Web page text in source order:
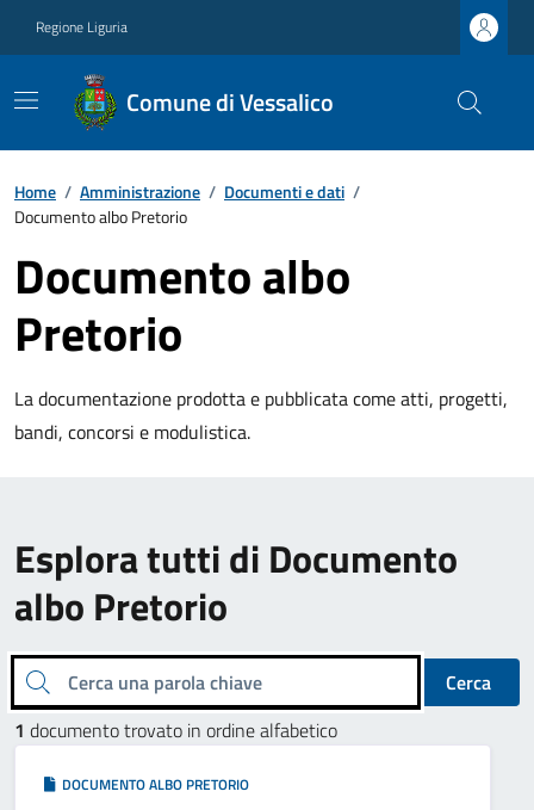
Regione Liguria
Comune di Vessalico
Home / Amministrazione / Documenti e dati /
Documento albo Pretorio
Documento albo
Pretorio
La documentazione prodotta e pubblicata come atti, progetti,
bandi, concorsi e modulistica.
Esplora tutti di Documento
albo Pretorio
Cerca una parola chiave
Cerca
1 documento trovato in ordine alfabetico
DOCUMENTO ALBO PRETORIO